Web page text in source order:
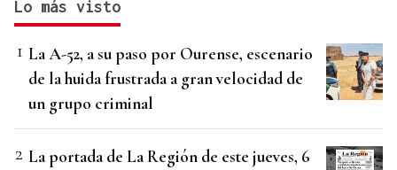
Lo más visto
La A-52, a su paso por Ourense, escenario
de la huida frustrada a gran velocidad de
un grupo criminal
La portada de La Región de este jueves, 6